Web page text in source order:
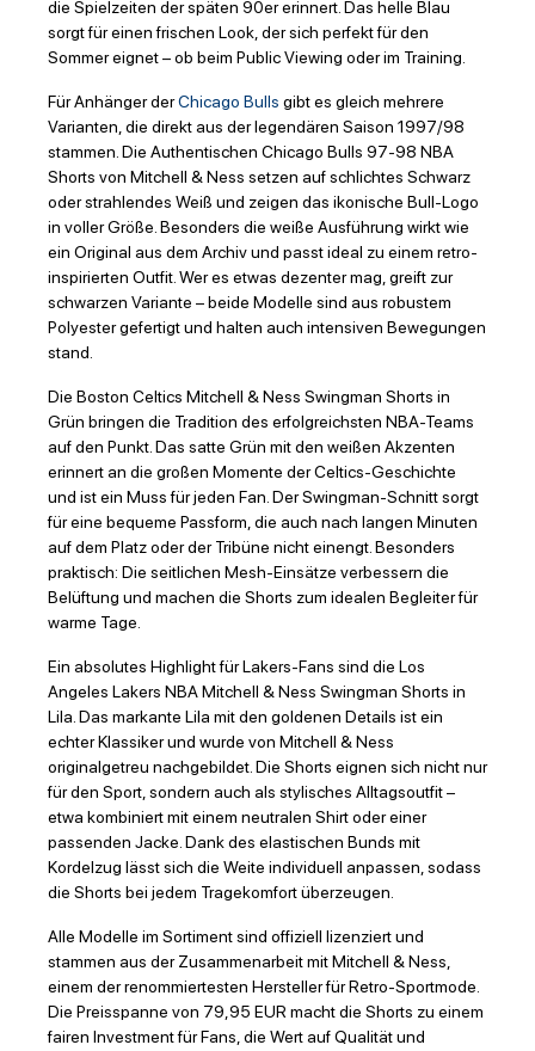
die Spielzeiten der späten 90er erinnert. Das helle Blau
sorgt für einen frischen Look, der sich perfekt für den
Sommer eignet – ob beim Public Viewing oder im Training.
Für Anhänger derChicago Bulls gibt es gleich mehrere
Varianten, die direkt aus der legendären Saison 1997/98
stammen. Die Authentischen Chicago Bulls 97-98 NBA
Shorts von Mitchell & Ness setzen auf schlichtes Schwarz
oder strahlendes Weiß und zeigen das ikonische Bull-Logo
in voller Größe. Besonders die weiße Ausführung wirkt wie
ein Original aus dem Archiv und passt ideal zu einem retro-
inspirierten Outfit. Wer es etwas dezenter mag, greift zur
schwarzen Variante – beide Modelle sind aus robustem
Polyester gefertigt und halten auch intensiven Bewegungen
stand.
Die Boston Celtics Mitchell & Ness Swingman Shorts in
Grün bringen die Tradition des erfolgreichsten NBA-Teams
auf den Punkt. Das satte Grün mit den weißen Akzenten
erinnert an die großen Momente der Celtics-Geschichte
und ist ein Muss für jeden Fan. Der Swingman-Schnitt sorgt
für eine bequeme Passform, die auch nach langen Minuten
auf dem Platz oder der Tribüne nicht einengt. Besonders
praktisch: Die seitlichen Mesh-Einsätze verbessern die
Belüftung und machen die Shorts zum idealen Begleiter für
warme Tage.
Ein absolutes Highlight für Lakers-Fans sind die Los
Angeles Lakers NBA Mitchell & Ness Swingman Shorts in
Lila. Das markante Lila mit den goldenen Details ist ein
echter Klassiker und wurde von Mitchell & Ness
originalgetreu nachgebildet. Die Shorts eignen sich nicht nur
für den Sport, sondern auch als stylisches Alltagsoutfit –
etwa kombiniert mit einem neutralen Shirt oder einer
passenden Jacke. Dank des elastischen Bunds mit
Kordelzug lässt sich die Weite individuell anpassen, sodass
die Shorts bei jedem Tragekomfort überzeugen.
Alle Modelle im Sortiment sind offiziell lizenziert und
stammen aus der Zusammenarbeit mit Mitchell & Ness,
einem der renommiertesten Hersteller für Retro-Sportmode.
Die Preisspanne von 79,95 EUR macht die Shorts zu einem
fairen Investment für Fans, die Wert auf Qualität und